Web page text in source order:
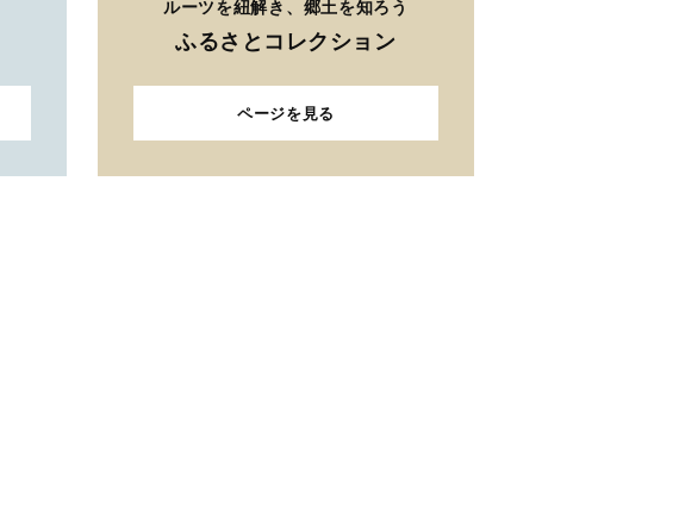
ルーツを紐解き、郷土を知ろう
ふるさとコレクション
ページを見る